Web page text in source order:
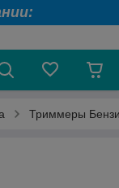
Триммеры